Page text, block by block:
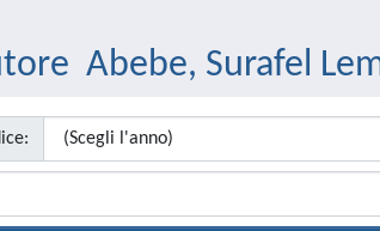
Abebe, Surafel